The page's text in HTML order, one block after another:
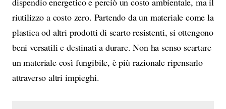
riutilizzo a costo zero. Partendo da un materiale come la
plastica od altri prodotti di scarto resistenti, si ottengono
beni versatili e destinati a durare. Non ha senso scartare
un materiale così fungibile, è più razionale ripensarlo
attraverso altri impieghi.